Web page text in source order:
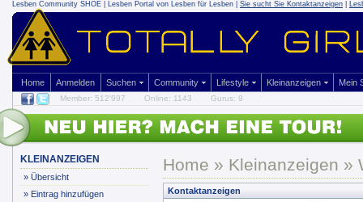
Lesben Community SHOE | Lesben Portal von Lesben für Lesben | Sie sucht Sie Kontaktanzeigen
Home Anmelden Suchen Community Lifestyle Kleinanzeigen Mein
Member: 512'997 Online: 1143 Gurus: 9
KLEINANZEIGEN
» Übersicht
» Eintrag hinzufügen
Home » Kleinanzeigen »
Kontaktanzeigen